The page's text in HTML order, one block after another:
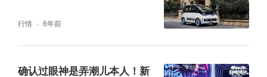
行情 6年前
确认过眼神是弄潮儿本人！新